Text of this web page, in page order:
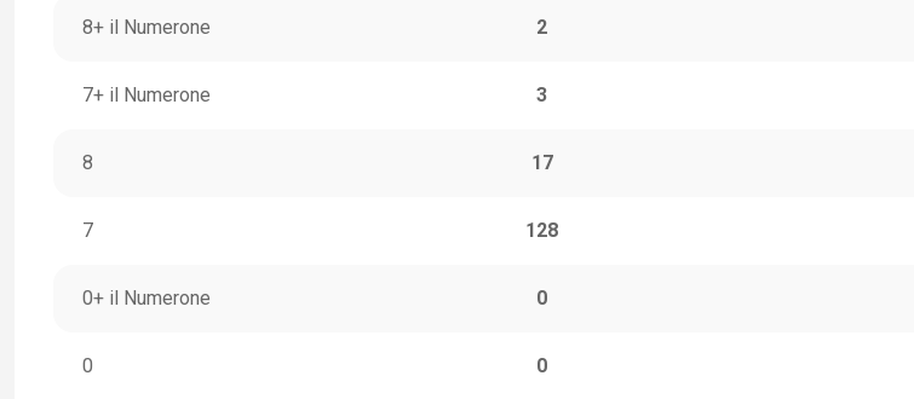
8+ il Numerone 2
7+ il Numerone 3
8 17
7 128
0+ il Numerone 0
0 0